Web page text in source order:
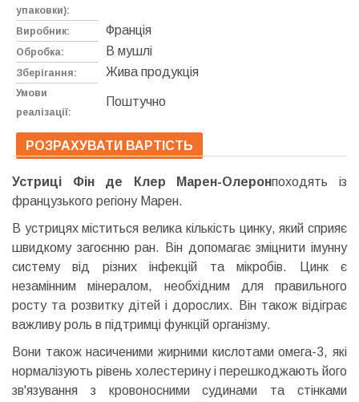
упаковки):
Виробник: Франція
Обробка: В мушлі
Зберігання: Жива продукція
Умови
реалізації:
Поштучно
РОЗРАХУВАТИ ВАРТІСТЬ
Устриці Фін де Клер Марен-Олеронпоходять із
французького регіону Марен.
В устрицях міститься велика кількість цинку, який сприяє
швидкому загоєнню ран. Він допомагає зміцнити імунну
систему від різних інфекцій та мікробів. Цинк є
незамінним мінералом, необхідним для правильного
росту та розвитку дітей і дорослих. Він також відіграє
важливу роль в підтримці функцій організму.
Вони також насиченими жирними кислотами омега-3, які
нормалізують рівень холестерину і перешкоджають його
зв'язування з кровоносними судинами та стінками